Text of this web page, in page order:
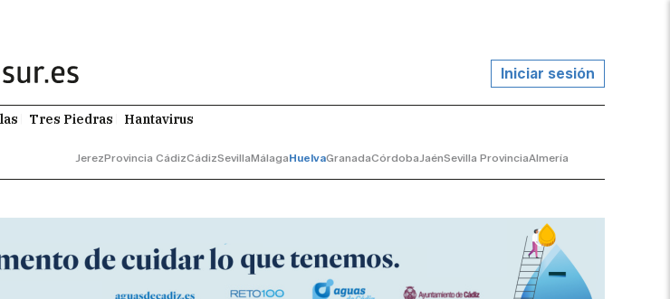
Iniciar sesión
Tres Piedras Hantavirus
JerezProvincia CádizCádizSevillaMálagaHuelvaGranadaCórdobaJaénSevilla ProvinciaAlmería